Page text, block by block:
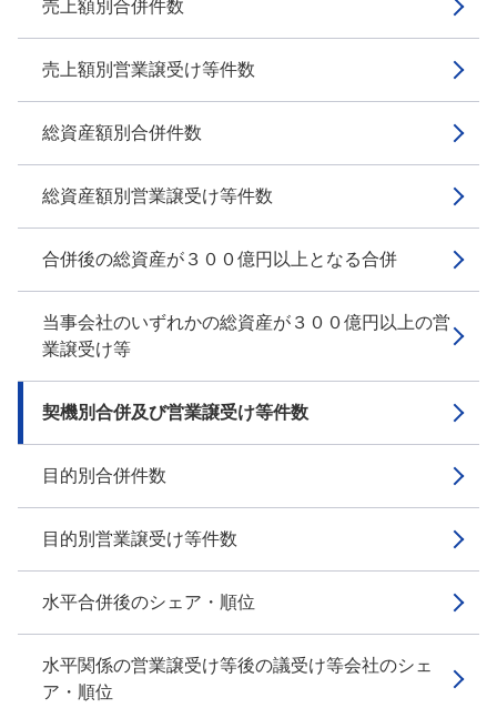
売上額別合併件数
売上額別営業譲受け等件数
総資産額別合併件数
総資産額別営業譲受け等件数
合併後の総資産が３００億円以上となる合併
当事会社のいずれかの総資産が３００億円以上の営
業譲受け等
契機別合併及び営業譲受け等件数
目的別合併件数
目的別営業譲受け等件数
水平合併後のシェア・順位
水平関係の営業譲受け等後の議受け等会社のシェ
ア・順位